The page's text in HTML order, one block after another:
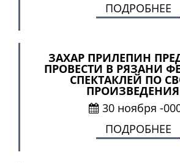
ПОДРОБНЕЕ
ЗАХАР ПРИЛЕПИН
ПРОВЕСТИ В РЯЗАНИ
СПЕКТАКЛЕЙ ПО
30 ноября -
ПОДРОБНЕЕ